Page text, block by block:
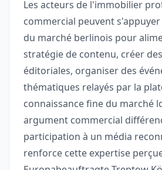
Les acteurs de l'immobilier
commercial peuvent s'appuyer
du marché berlinois pour
stratégie de contenu, créer
éditoriales, organiser des
thématiques relayés par la
connaissance fine du marché
argument commercial
participation à un média
renforce cette expertise